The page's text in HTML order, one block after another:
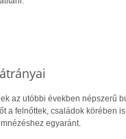
az utóbbi években népszerű
a felnőttek, családok körében
egyaránt.